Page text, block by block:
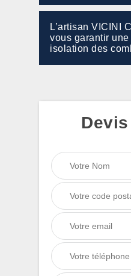
L’artisan VICINI
vous garantir
isolation des